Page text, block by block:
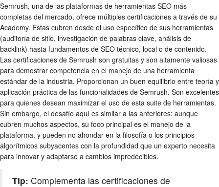
Semrush, una de las plataformas de herramientas SEO más
completas del mercado, ofrece múltiples certificaciones a través de su
Academy. Estas cubren desde el uso específico de sus herramientas
(auditoría de sitio, investigación de palabras clave, análisis de
backlink) hasta fundamentos de SEO técnico, local o de contenido.
Las certificaciones de Semrush son gratuitas y son altamente valiosas
para demostrar competencia en el manejo de una herramienta
estándar de la industria. Proporcionan un buen equilibrio entre teoría y
aplicación práctica de las funcionalidades de Semrush. Son excelentes
para quienes desean maximizar el uso de esta suite de herramientas.
Sin embargo, el desafío aquí es similar a las anteriores: aunque
cubren muchos aspectos, su foco principal es el manejo de la
plataforma, y pueden no ahondar en la filosofía o los principios
algorítmicos subyacentes con la profundidad que un experto necesita
para innovar y adaptarse a cambios impredecibles.
Tip: Complementa las certificaciones de